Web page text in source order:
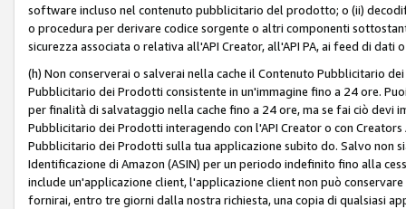
software incluso nel contenuto pubblicitario del prodotto; o (ii)
o procedura per derivare codice sorgente o altri componenti
sicurezza associata o relativa all'API Creator, all'API PA, ai feed di
(h) Non conserverai o salverai nella cache il Contenuto Pubblicitario
Pubblicitario dei Prodotti consistente in un'immagine fino a 24 ore.
per finalità di salvataggio nella cache fino a 24 ore, ma se fai ciò
Pubblicitario dei Prodotti interagendo con l'API Creator o con
Pubblicitario dei Prodotti sulla tua applicazione subito do. Salvo non
Identificazione di Amazon (ASIN) per un periodo indefinito fino alla
include un'applicazione client, l'applicazione client non può
fornirai, entro tre giorni dalla nostra richiesta, una copia di qualsiasi